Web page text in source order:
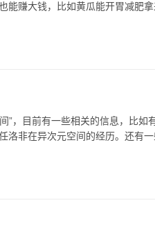
能赚大钱，比如黄瓜能开胃减肥拿
”，目前有一些相关的信息，比如
洛非在异次元空间的经历。还有